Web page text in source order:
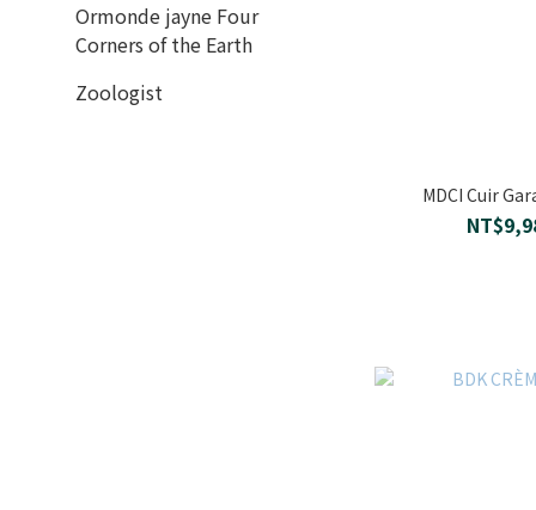
Ormonde jayne Four
Corners of the Earth
Zoologist
MDCI Cuir